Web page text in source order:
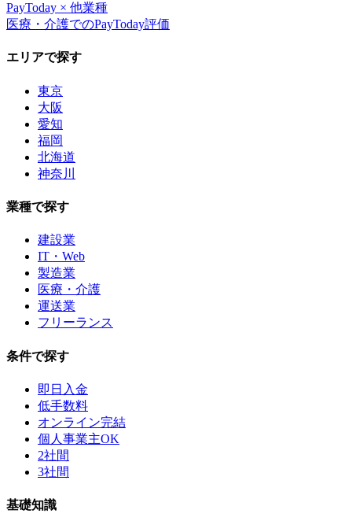
PayToday × 他業種
医療・介護でのPayToday評価
エリアで探す
東京
大阪
愛知
福岡
北海道
神奈川
業種で探す
建設業
IT・Web
製造業
医療・介護
運送業
フリーランス
条件で探す
即日入金
低手数料
オンライン完結
個人事業主OK
2社間
3社間
基礎知識